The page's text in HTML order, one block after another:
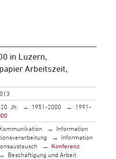
in Luzern,
Arbeitszeit,
20. Jh. 1951-2000
1991-
Information
Information
Konferenz
Beschäftigung und Arbeit